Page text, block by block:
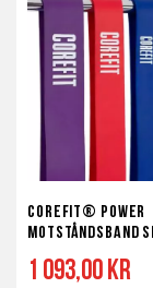
Corefit® Power
motståndsband
1 093,00 kr